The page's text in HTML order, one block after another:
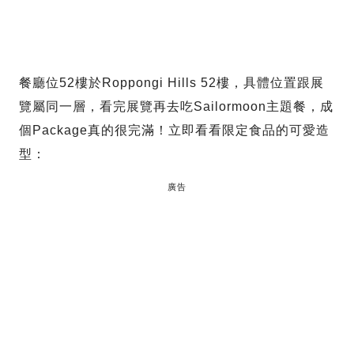
餐廳位52樓於Roppongi Hills 52樓，具體位置跟展
覽屬同一層，看完展覽再去吃Sailormoon主題餐，成
個Package真的很完滿！立即看看限定食品的可愛造
型：
廣告